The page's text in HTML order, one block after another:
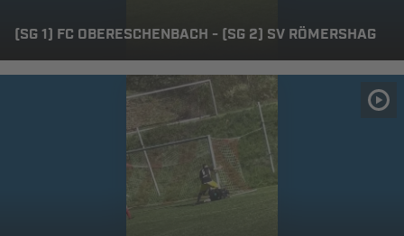
(SG 1) FC OBERESCHENBACH - (SG 2) SV RÖMERSHAG